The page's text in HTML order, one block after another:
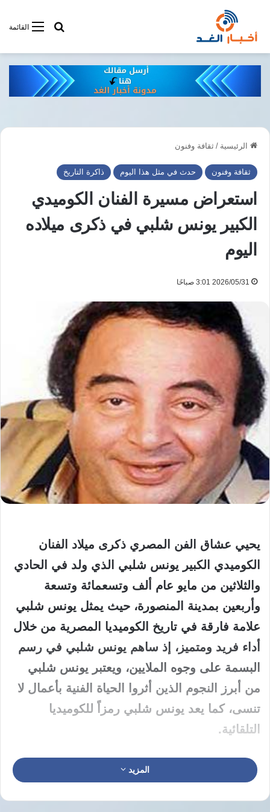
القائمةأبحت فى
الرئيسية / ثقافة وفنون
ثقافة وفنون حدث في مثل هذا اليوم ذاكرة التاريخ
استعراض مسيرة الفنان الكوميدي
الكبير يونس شلبي في ذكرى ميلاده
اليوم
2026/05/31 3:01 صباحًا
يحيي عشاق الفن المصري ذكرى ميلاد الفنان
الكوميدي الكبير يونس شلبي الذي ولد في الحادي
والثلاثين من مايو عام ألف وتسعمائة وتسعة
وأربعين بمدينة المنصورة، حيث يمثل يونس شلبي
علامة فارقة في تاريخ الكوميديا المصرية من خلال
أداء فريد ومتميز، إذ ساهم يونس شلبي في رسم
البسمة على وجوه الملايين، ويعتبر يونس شلبي
من أبرز النجوم الذين أثروا الحياة الفنية بأعمال لا
تنسى، كما يعد يونس شلبي رمزاً للكوميديا
التلقائية.
محطات بارزة في مسيرة يونس شلبي
المزيد